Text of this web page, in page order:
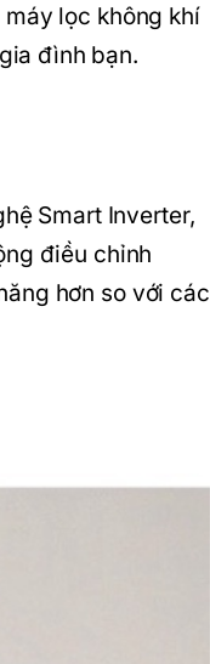
lọc không khí
đình bạn.
Smart Inverter,
điều chỉnh
hơn so với các